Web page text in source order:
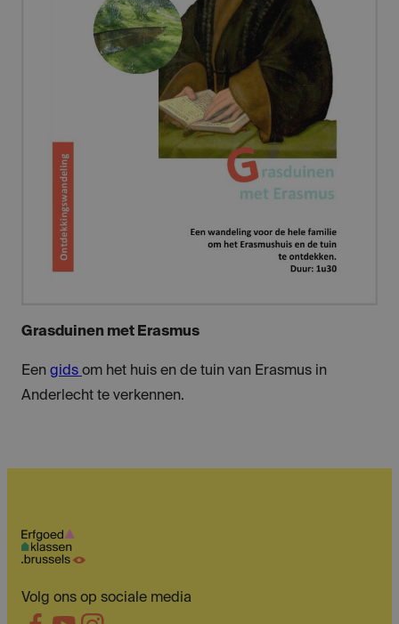
Grasduinen met Erasmus
Een gids om het huis en de tuin van Erasmus in
Anderlecht te verkennen.
Volg ons op sociale media